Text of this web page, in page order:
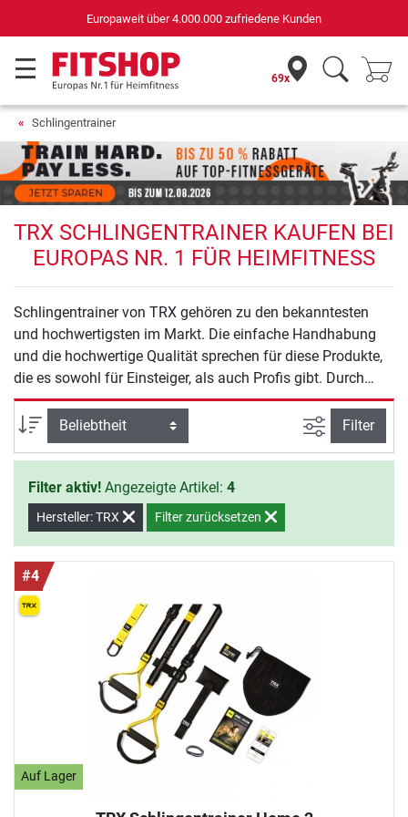
Europaweit über 4.000.000 zufriedene Kunden
69x
Schlingentrainer
TRX SCHLINGENTRAINER KAUFEN BEI
EUROPAS NR. 1 FÜR HEIMFITNESS
Schlingentrainer von TRX gehören zu den bekanntesten
und hochwertigsten im Markt. Die einfache Handhabung
und die hochwertige Qualität sprechen für diese Produkte,
die es sowohl für Einsteiger, als auch Profis gibt. Durch
Vielzahl an Befestigungsmöglichkeiten und die kompakte
Form können Sie mit TRX Schlingentrainern nahezu überall
trainieren.
Sortierung Ansicht
Filter
Filter aktiv! Angezeigte Artikel: 4
Hersteller: TRX Filter zurücksetzen
#4
Auf Lager